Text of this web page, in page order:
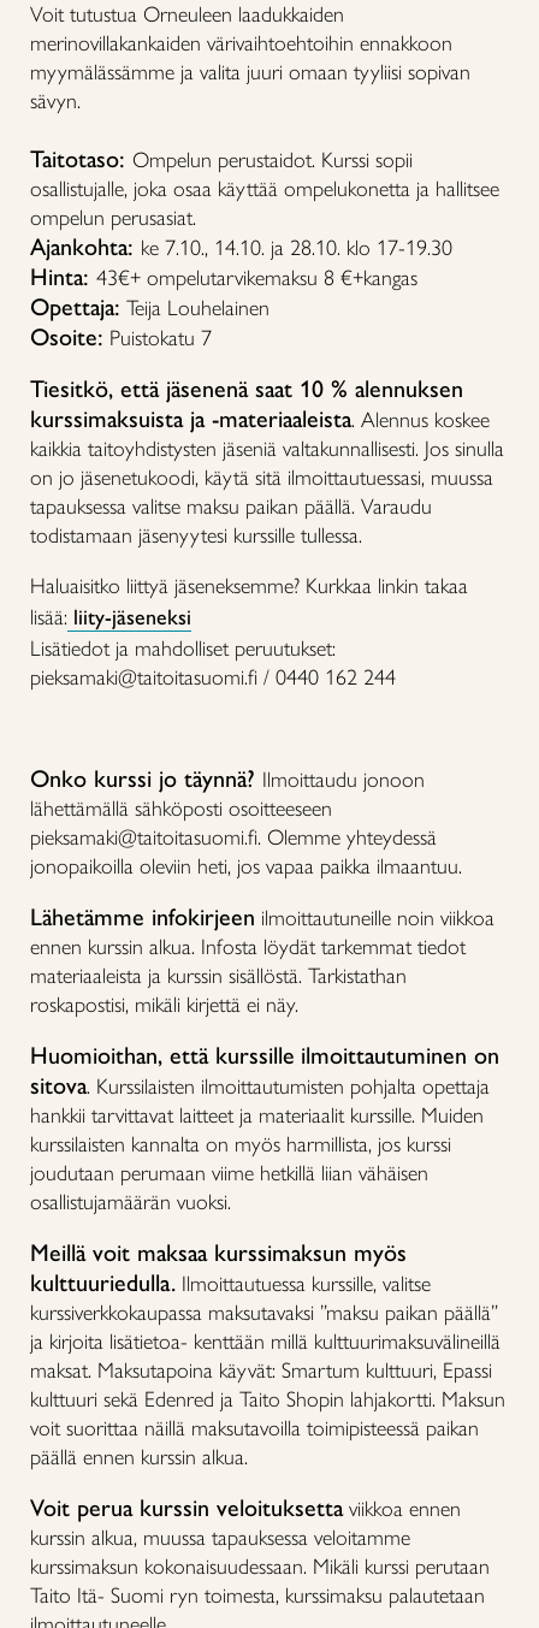
Voit tutustua Orneuleen laadukkaiden
merinovillakankaiden värivaihtoehtoihin ennakkoon
myymälässämme ja valita juuri omaan tyyliisi sopivan
sävyn.
Taitotaso: Ompelun perustaidot. Kurssi sopii
osallistujalle, joka osaa käyttää ompelukonetta ja hallitsee
ompelun perusasiat.
Ajankohta: ke 7.10., 14.10. ja 28.10. klo 17-19.30
Hinta: 43€+ ompelutarvikemaksu 8 €+kangas
Opettaja: Teija Louhelainen
Osoite: Puistokatu 7
Tiesitkö, että jäsenenä saat 10 % alennuksen
kurssimaksuista ja -materiaaleista. Alennus koskee
kaikkia taitoyhdistysten jäseniä valtakunnallisesti. Jos sinulla
on jo jäsenetukoodi, käytä sitä ilmoittautuessasi, muussa
tapauksessa valitse maksu paikan päällä. Varaudu
todistamaan jäsenyytesi kurssille tullessa.
Haluaisitko liittyä jäseneksemme? Kurkkaa linkin takaa
lisää: liity-jäseneksi
Lisätiedot ja mahdolliset peruutukset:
pieksamaki@taitoitasuomi.fi / 0440 162 244
Onko kurssi jo täynnä? Ilmoittaudu jonoon
lähettämällä sähköposti osoitteeseen
pieksamaki@taitoitasuomi.fi. Olemme yhteydessä
jonopaikoilla oleviin heti, jos vapaa paikka ilmaantuu.
Lähetämme infokirjeen ilmoittautuneille noin viikkoa
ennen kurssin alkua. Infosta löydät tarkemmat tiedot
materiaaleista ja kurssin sisällöstä. Tarkistathan
roskapostisi, mikäli kirjettä ei näy.
Huomioithan, että kurssille ilmoittautuminen on
sitova. Kurssilaisten ilmoittautumisten pohjalta opettaja
hankkii tarvittavat laitteet ja materiaalit kurssille. Muiden
kurssilaisten kannalta on myös harmillista, jos kurssi
joudutaan perumaan viime hetkillä liian vähäisen
osallistujamäärän vuoksi.
Meillä voit maksaa kurssimaksun myös
kulttuuriedulla. Ilmoittautuessa kurssille, valitse
kurssiverkkokaupassa maksutavaksi ”maksu paikan päällä”
ja kirjoita lisätietoa- kenttään millä kulttuurimaksuvälineillä
maksat. Maksutapoina käyvät: Smartum kulttuuri, Epassi
kulttuuri sekä Edenred ja Taito Shopin lahjakortti. Maksun
voit suorittaa näillä maksutavoilla toimipisteessä paikan
päällä ennen kurssin alkua.
Voit perua kurssin veloituksettaviikkoa ennen
kurssin alkua, muussa tapauksessa veloitamme
kurssimaksun kokonaisuudessaan. Mikäli kurssi perutaan
Taito Itä- Suomi ryn toimesta, kurssimaksu palautetaan